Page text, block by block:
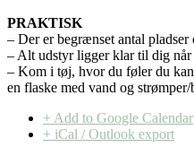
PRAKTISK
– Der er begrænset antal
– Alt udstyr ligger klar til dig når
– Kom i tøj, hvor du føler du
en flaske med vand og
+ Add to Google Calendar
+ iCal / Outlook export